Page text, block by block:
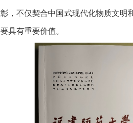
，不仅契合中国式现代化物质文明
具有重要价值。